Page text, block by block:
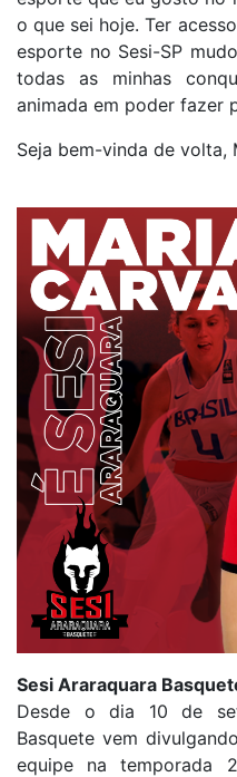
o que sei hoje. Ter
esporte no Sesi-SP
todas as minhas
animada em poder fazer
Seja bem-vinda de volta,
Sesi Araraquara
Desde o dia 10 de
Basquete vem
equipe na temporada